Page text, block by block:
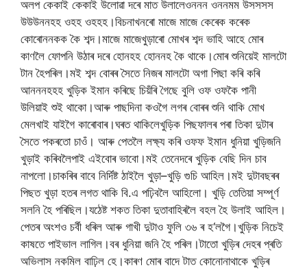
অলপ কেকাই কেকাই উলোৱা দৰে মাত উলালেওননন ওননমম উসসসস
উউউননহহ ওহহ ওহহহ।বিচনাখনৰো মাজে মাজে কেৰেক কৰেক
কোৰোননকক কৈ শব্দ।মাজে মাজেখুড়াৰো মোখৰ শব্দ ভাহি আহে মোৰ
কাণলৈ ফোপনি উঠাৰ দৰে হোনহহ হোননহ কৈ থাকে।মোৰ শুনিয়েই মালটো
টান হৈপৰিল।মই শব্দ বোৰৰ সৈতে নিজৰ মালটো অগা পিছা কৰি কৰি
আনননহহহ খুড়িক ইমান কৰিছে চিয়ঁৰি গৈছে বুলি ওফ ওফকৈ পানী
উলিয়াই শুই থাকো।আৰু পাছদিনা কওগৈ লগৰ বোৰৰ শুনি থাকি মোখ
মেলখাই যাইগৈ কাৰোবাৰ।ঘৰত থাকিলেখুড়িক পিছফালৰ পৰা তিকা দুটাৰ
সৈতে পকৰতো চাওঁ। আৰু পেতলৈ লক্ষ্য কৰি ওফফ ইমান ধুনিয়া খুড়িজনি
খুড়াই কৰিবলৈপাই এইবোৰ ভাবো।মই তেনেদৰে খুড়িক বেছি দিন চাব
নাপলো।চাকৰিৰ বাবে নিৰ্দিষ্ট ঠাইলৈ খুড়া–খুড়ি গুচি আহিল।মই দুটাবছৰৰ
পিছত খুড়া হতৰ লগত থাকি বি.এ পঢ়িবলৈ আহিলো। খুড়ি তেতিয়া সম্পূৰ্ণ
সলনি হৈ পৰিছিল।যঠেষ্ট শকত তিকা দুতাবাহিৰলৈ বহল হৈ উলাই আহিল।
পেতৰ অংশও চৰ্বী ধৰিল আৰু গাখী দুটাও ফুলি ৩৬ ৰ হ‘লগৈ।খুড়িক নিচেই
কাষতে পাইভাল লাগিল।বৰ ধুনিয়া জনি হৈ পৰিল।টাতো খুড়িৰ দেহৰ প্ৰতি
অভিলাস নকমিল বাঢ়িল হে।কাৰণ মোৰ বাদে টাত কোনোনাথাকে খুড়িৰ